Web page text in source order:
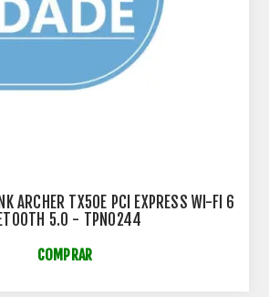
ARCHER TX50E PCI EXPRESS WI-FI 6
5.0 - TPN0244
COMPRAR